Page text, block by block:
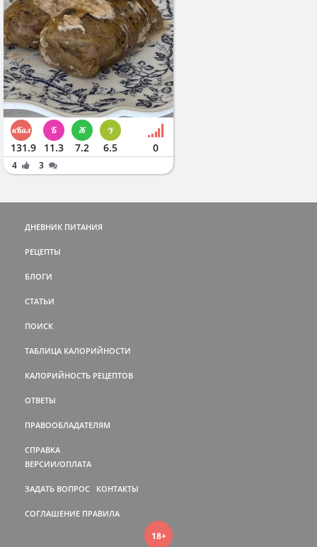
131.9 11.3 7.2 6.5 0
4 3
ДНЕВНИК ПИТАНИЯ
РЕЦЕПТЫ
БЛОГИ
СТАТЬИ
ПОИСК
ТАБЛИЦА КАЛОРИЙНОСТИ
КАЛОРИЙНОСТЬ РЕЦЕПТОВ
ОТВЕТЫ
ПРАВООБЛАДАТЕЛЯМ
СПРАВКА
ВЕРСИИ/ОПЛАТА
ЗАДАТЬ ВОПРОС КОНТАКТЫ
СОГЛАШЕНИЕ ПРАВИЛА
18+